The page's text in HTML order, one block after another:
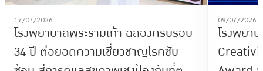
17/07/2026
โรงพยาบาลพระรามเก้า ฉลองครบรอบ
34 ปี ต่อยอดความเชี่ยวชาญโรคซับ
09/07/2026
โรงพยา